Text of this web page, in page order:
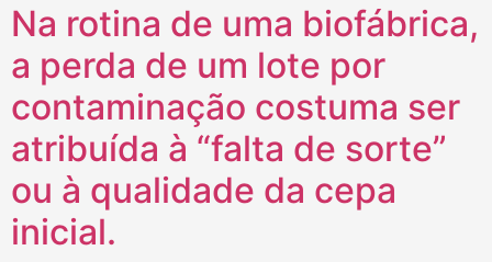
Na rotina de uma biofábrica,
a perda de um lote por
contaminação costuma ser
atribuída à “falta de sorte”
ou à qualidade da cepa
inicial.